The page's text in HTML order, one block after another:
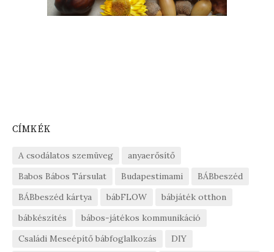
CÍMKÉK
A csodálatos szemüveg
anyaerősítő
Babos Bábos Társulat
Budapestimami
BÁBbeszéd
BÁBbeszéd kártya
bábFLOW
bábjáték otthon
bábkészítés
bábos-játékos kommunikáció
Családi Meseépítő bábfoglalkozás
DIY